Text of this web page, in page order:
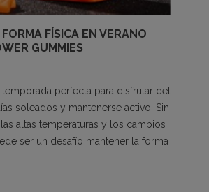
FÍSICA EN VERANO
GUMMIES
temporada perfecta para disfrutar del
soleados y mantenerse activo. Sin
altas temperaturas y los cambios
ser un desafío mantener la forma